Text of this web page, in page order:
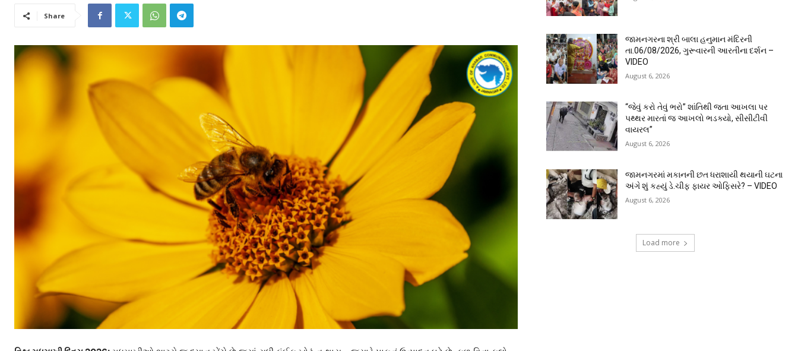
Share
જામનગરના શ્રી બાલા હનુમાન મંદિરની
તા.06/08/2026, ગુરૂવારની આરતીના દર્શન –
VIDEO
August 6, 2026
“જેવું કરો તેવું ભરો” શાંતિથી જતા આખલા પર
પથ્થર મારતાં જ આખલો ભડક્યો, સીસીટીવી
વાયરલ”
August 6, 2026
જામનગરમાં મકાનની છત ધરાશાયી થયાની ઘટના
અંગે શું કહ્યું ડે.ચીફ ફાયર ઓફિસરે? – VIDEO
August 6, 2026
Load more